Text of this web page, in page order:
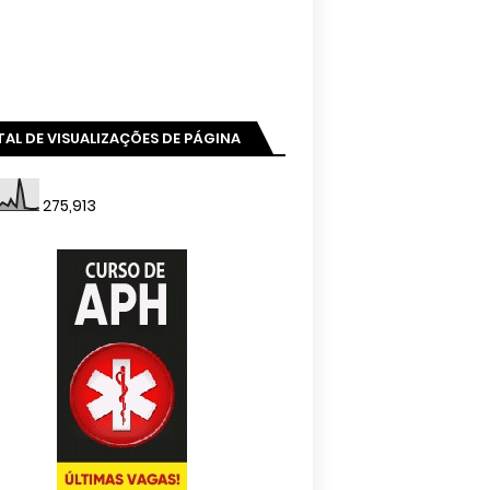
DE VISUALIZAÇÕES DE PÁGINA
275,913